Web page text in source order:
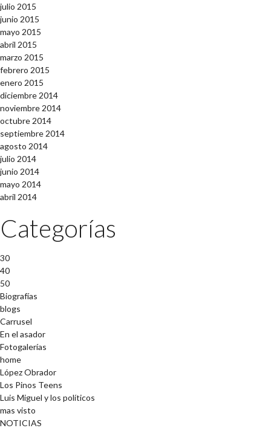
julio 2015
junio 2015
mayo 2015
abril 2015
marzo 2015
febrero 2015
enero 2015
diciembre 2014
noviembre 2014
octubre 2014
septiembre 2014
agosto 2014
julio 2014
junio 2014
mayo 2014
abril 2014
Categorías
30
40
50
Biografías
blogs
Carrusel
En el asador
Fotogalerías
home
López Obrador
Los Pinos Teens
Luis Miguel y los políticos
mas visto
NOTICIAS